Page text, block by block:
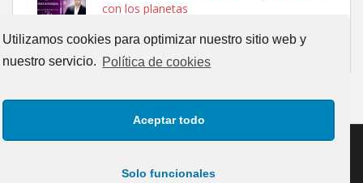
Utilizamos cookies para optimizar nuestro sitio web y
nuestro servicio. Política de cookies
Aceptar todo
Solo funcionales
Ninfa perdida
calle, se perdió por la zon...
Leales.org » Gran Canaria | 6.7.2025
con los planetas